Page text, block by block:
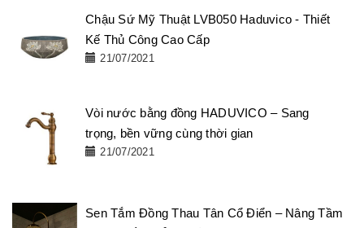
Chậu Sứ Mỹ Thuật LVB050 Haduvico - Thiết
Kế Thủ Công Cao Cấp
21/07/2021
Vòi nước bằng đồng HADUVICO – Sang
trọng, bền vững cùng thời gian
21/07/2021
Sen Tắm Đồng Thau Tân Cổ Điển – Nâng Tầm